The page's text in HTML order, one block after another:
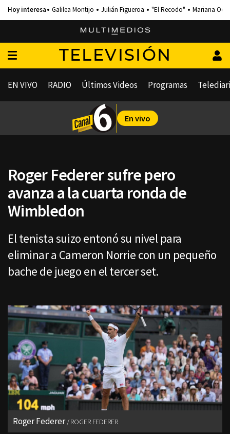
Galilea Montijo Julián Figueroa "El Recodo" Mariana
TELEVISIÓN
EN VIVO RADIO Últimos Videos Programas
En vivo
Roger Federer sufre pero
avanza a la cuarta ronda de
Wimbledon
El tenista suizo entonó su nivel para
eliminar a Cameron Norrie con un pequeño
bache de juego en el tercer set.
Roger Federer ROGER FEDERER